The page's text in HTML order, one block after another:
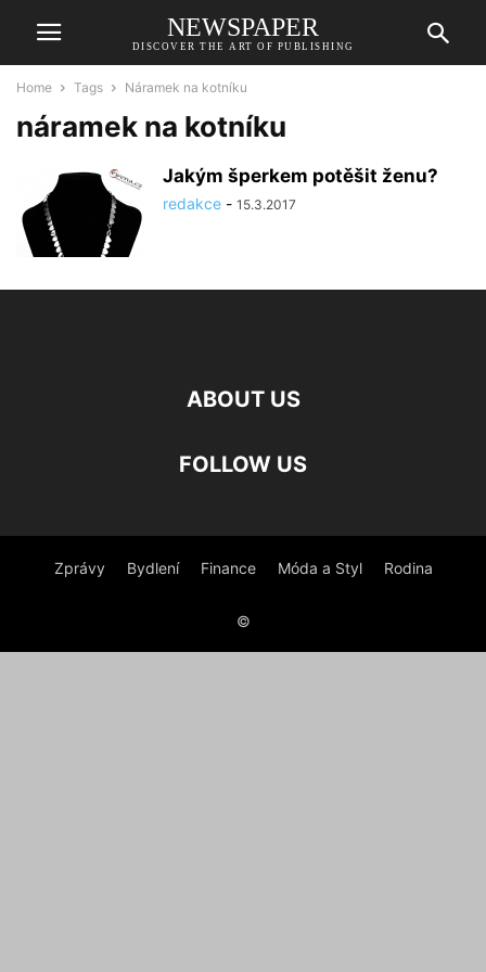
NEWSPAPER
DISCOVER THE ART OF PUBLISHING
Home Tags Náramek na kotníku
náramek na kotníku
Jakým šperkem potěšit ženu?
redakce - 15.3.2017
ABOUT US
FOLLOW US
Zprávy Bydlení Finance Móda a Styl Rodina
©